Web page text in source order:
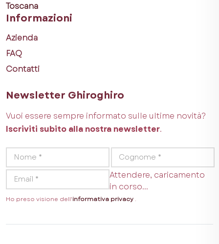
Toscana
Informazioni
Azienda
FAQ
Contatti
Newsletter Ghiroghiro
Vuoi essere sempre informato sulle ultime novità?
Iscriviti subito alla nostra newsletter.
Attendere, caricamento
in corso...
Ho preso visione dell'informativa privacy .